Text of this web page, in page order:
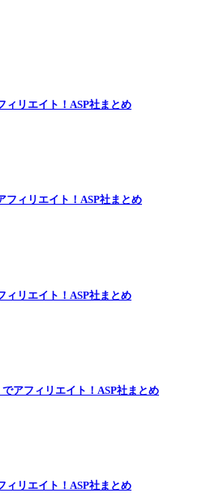
ィリエイト！ASP社まとめ
フィリエイト！ASP社まとめ
ィリエイト！ASP社まとめ
でアフィリエイト！ASP社まとめ
ィリエイト！ASP社まとめ